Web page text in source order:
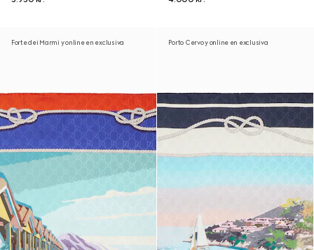
Forte dei Marmi y online en exclusiva Porto Cervo y online en exclusiva